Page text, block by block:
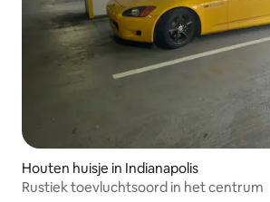
Houten huisje in Indianapolis
Rustiek toevluchtsoord in het centrum